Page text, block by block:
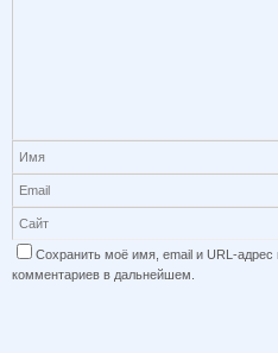
Сохранить моё имя, email и URL-
комментариев в дальнейшем.